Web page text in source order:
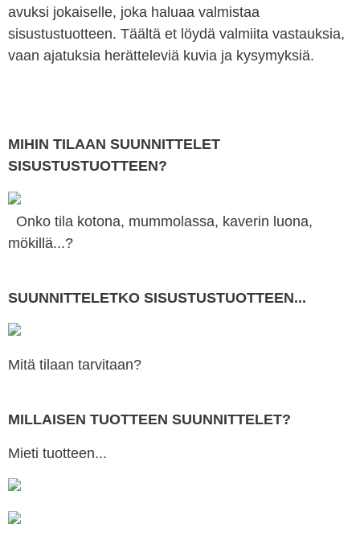
avuksi jokaiselle, joka haluaa valmistaa
sisustustuotteen. Täältä et löydä valmiita vastauksia,
vaan ajatuksia herätteleviä kuvia ja kysymyksiä.
MIHIN TILAAN SUUNNITTELET
SISUSTUSTUOTTEEN?
Onko tila kotona, mummolassa, kaverin luona,
mökillä...?
SUUNNITTELETKO SISUSTUSTUOTTEEN...
Mitä tilaan tarvitaan?
MILLAISEN TUOTTEEN SUUNNITTELET?
Mieti tuotteen...